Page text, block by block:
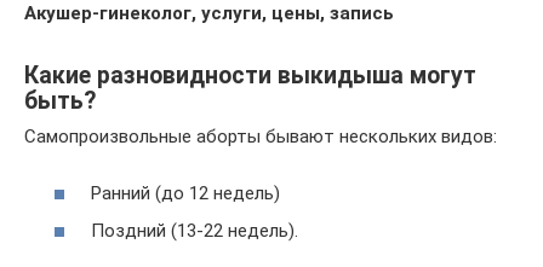
Акушер-гинеколог, услуги, цены, запись
Какие разновидности выкидыша могут
быть?
Самопроизвольные аборты бывают нескольких видов:
Ранний (до 12 недель)
Поздний (13-22 недель).